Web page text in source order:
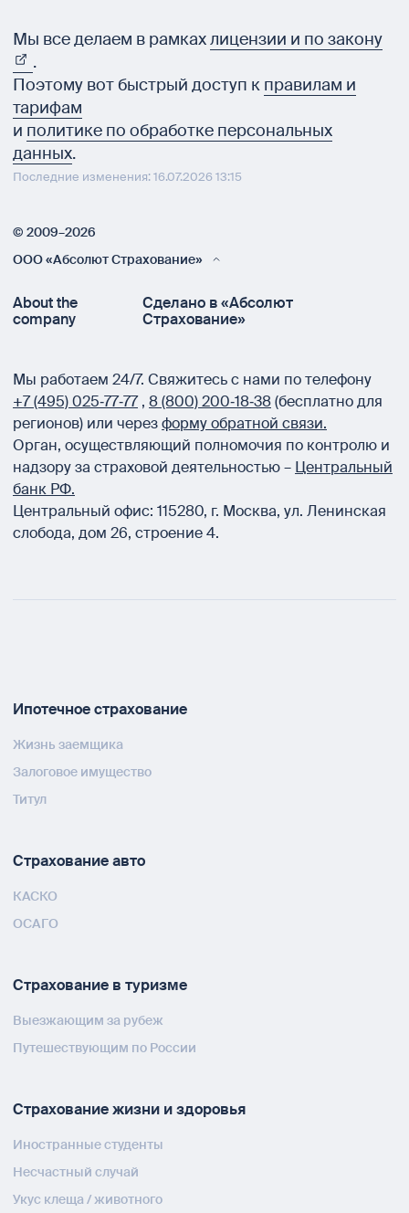
Мы все делаем в рамкахлицензии и по закону
.
Поэтому вот быстрый доступ к правилам и
тарифам
и политике по обработке персональных
данных.
Последние изменения: 16.07.2026 13:15
© 2009–2026
ООО «Абсолют Страхование»
About the
company
Сделано в «Абсолют
Страхование»
Мы работаем 24/7. Свяжитесь с нами по телефону
+7 (495) 025‑77‑77 , 8 (800) 200‑18‑38(бесплатно для
регионов) или черезформу обратной связи.
Орган, осуществляющий полномочия по контролю и
надзору за страховой деятельностью – Центральный
банк РФ.
Центральный офис: 115280, г. Москва, ул. Ленинская
слобода, дом 26, строение 4.
Ипотечное страхование
Жизнь заемщика
Залоговое имущество
Титул
Страхование авто
КАСКО
ОСАГО
Страхование в туризме
Выезжающим за рубеж
Путешествующим по России
Страхование жизни и здоровья
Иностранные студенты
Несчастный случай
Укус клеща / животного